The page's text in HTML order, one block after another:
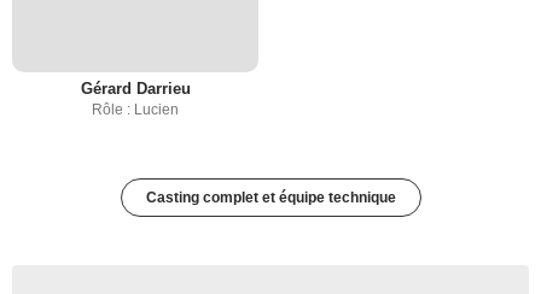
Gérard Darrieu
Rôle : Lucien
Casting complet et équipe technique